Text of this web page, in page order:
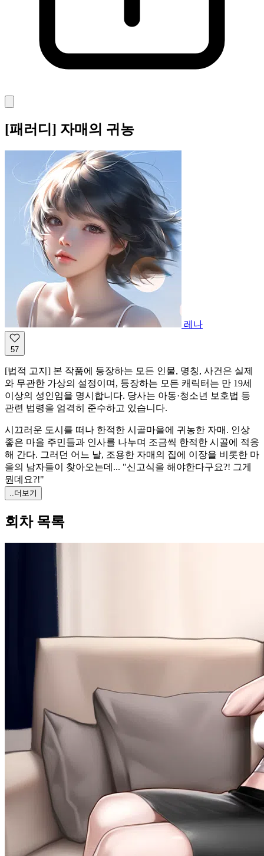
[패러디] 자매의 귀농
레나
57
[법적 고지] 본 작품에 등장하는 모든 인물, 명칭, 사건은 실제
와 무관한 가상의 설정이며, 등장하는 모든 캐릭터는 만 19세
이상의 성인임을 명시합니다. 당사는 아동·청소년 보호법 등
관련 법령을 엄격히 준수하고 있습니다.
시끄러운 도시를 떠나 한적한 시골마을에 귀농한 자매. 인상
좋은 마을 주민들과 인사를 나누며 조금씩 한적한 시골에 적응
해 간다. 그러던 어느 날, 조용한 자매의 집에 이장을 비롯한 마
을의 남자들이 찾아오는데... "신고식을 해야한다구요?! 그게
뭔데요?!"
..더보기
회차 목록